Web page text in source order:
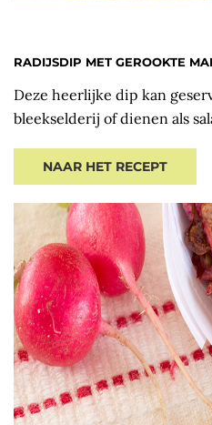
RADIJSDIP MET GEROOKTE
Deze heerlijke dip kan
bleekselderij of dienen als
NAAR HET RECEPT